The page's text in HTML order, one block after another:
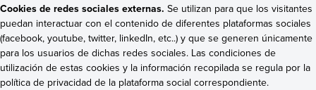
Cookies de redes sociales externas. Se utilizan para que los visitantes
puedan interactuar con el contenido de diferentes plataformas sociales
(facebook, youtube, twitter, linkedIn, etc..) y que se generen únicamente
para los usuarios de dichas redes sociales. Las condiciones de
utilización de estas cookies y la información recopilada se regula por la
política de privacidad de la plataforma social correspondiente.